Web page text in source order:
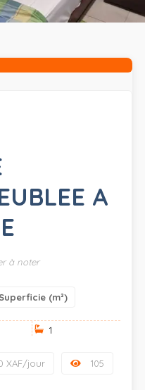
A
à noter
Superficie (m²)
1
105
XAF/jour